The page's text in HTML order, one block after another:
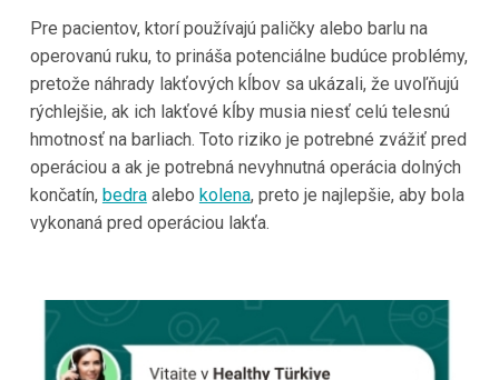
Pre pacientov, ktorí používajú paličky alebo barlu na
operovanú ruku, to prináša potenciálne budúce problémy,
pretože náhrady lakťových kĺbov sa ukázali, že uvoľňujú
rýchlejšie, ak ich lakťové kĺby musia niesť celú telesnú
hmotnosť na barliach. Toto riziko je potrebné zvážiť pred
operáciou a ak je potrebná nevyhnutná operácia dolných
končatín, bedraalebo kolena, preto je najlepšie, aby bola
vykonaná pred operáciou lakťa.